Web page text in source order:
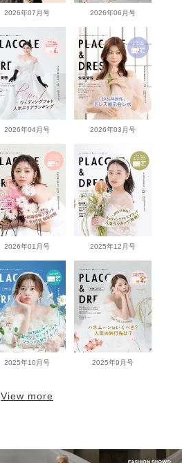
2026年07月号 2026年06月号
2026年04月号 2026年03月号
2026年01月号 2025年12月号
2025年10月号 2025年9月号
View more